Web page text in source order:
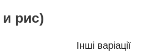
рис)
Інші варіації